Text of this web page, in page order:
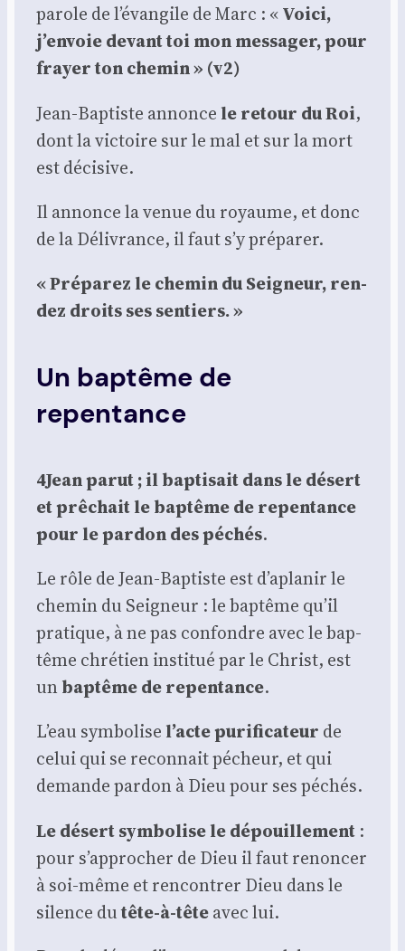
parole de l’évangile de Marc : «Voi­ci,
j’en­voie devant toi mon mes­sa­ger, pour
frayer ton che­min » (v2)
Jean-Bap­tiste annonce le retour du Roi,
dont la vic­toire sur le mal et sur la mort
est déci­sive.
Il annonce la venue du royaume, et donc
de la Déli­vrance, il faut s’y pré­pa­rer.
« Pré­pa­rez le che­min du Sei­gneur, ren­
dez droits ses sen­tiers. »
Un baptême de
repentance
4Jean parut ; il bap­ti­sait dans le désert
et prê­chait le bap­tême de repen­tance
pour le par­don des péchés.
Le rôle de Jean-Bap­tiste est d’aplanir le
che­min du Sei­gneur : le bap­tême qu’il
pra­tique, à ne pas confondre avec le bap­
tême chré­tien ins­ti­tué par le Christ, est
unbap­tême de repen­tance.
L’eau sym­bo­lise l’acte puri­fi­ca­teur de
celui qui se recon­nait pécheur, et qui
demande par­don à Dieu pour ses péchés.
Le désert sym­bo­lise le dépouille­ment :
pour s’approcher de Dieu il faut renon­cer
à soi-même et ren­con­trer Dieu dans le
silence dutête-à-têteavec lui.